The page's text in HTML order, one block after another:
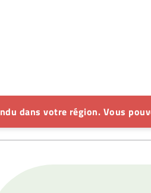
dans votre région. Vous